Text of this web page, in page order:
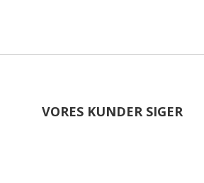
VORES KUNDER SIGER